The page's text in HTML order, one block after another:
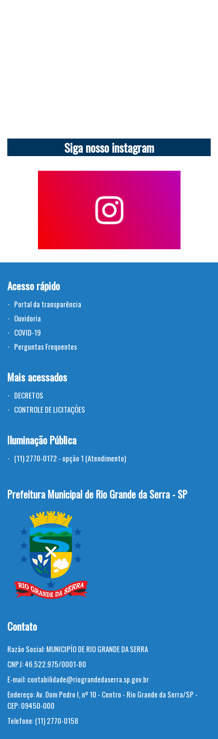
Siga nosso instagram
Acesso rápido
Portal da transparência
Ouvidoria
COVID-19
Perguntas Frequentes
Mais acessados
DECRETOS
CONTROLE DE LICITAÇÕES
Iluminação Pública
(11) 2770-0172 - opção 1 (Atendimento)
Prefeitura Municipal de Rio Grande da Serra - SP
Contato
Razão Social:MUNICIPÍO DE RIO GRANDE DA SERRA
CNPJ:46.522.975/0001-80
E-mail:contabilidade@riograndedaserra.sp.gov.br
Endereço:Av. Dom Pedro I, nº 10 - Centro - Rio Grande da Serra/SP -
CEP: 09450-000
Telefone:(11) 2770-0158